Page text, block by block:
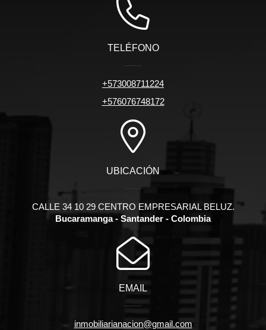
TELÉFONO
+573008711224
+576076748172
UBICACIÓN
CALLE 34 10 29 CENTRO EMPRESARIAL BELUZ.
Bucaramanga - Santander - Colombia
EMAIL
inmobiliarianacion@gmail.com